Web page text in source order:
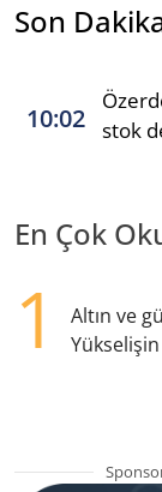
Son
10:02
stok
En Çok
1
Altın ve